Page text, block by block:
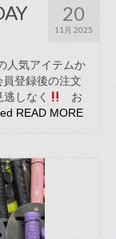
20
11月 2025
人気アイテムか
登録後の注文
しなく
お
READ MORE